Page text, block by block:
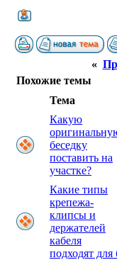
«
Похожие темы
Тема
Какую
беседку
поставить на
участке?
Какие типы
крепежа-
клипсы и
держателей
кабеля
подходят для